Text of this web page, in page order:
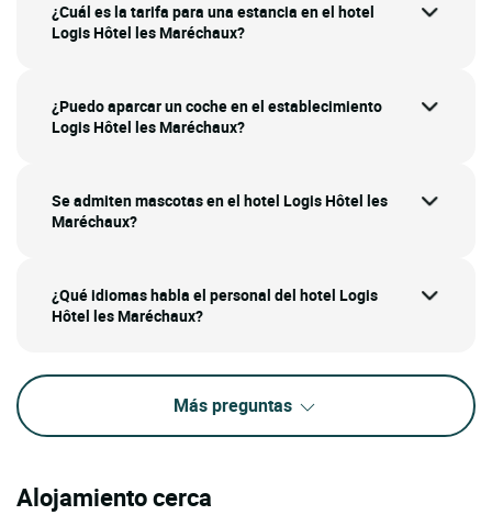
¿Cuál es la tarifa para una estancia en el hotel
Logis Hôtel les Maréchaux?
¿Puedo aparcar un coche en el establecimiento
Logis Hôtel les Maréchaux?
Se admiten mascotas en el hotel Logis Hôtel les
Maréchaux?
¿Qué idiomas habla el personal del hotel Logis
Hôtel les Maréchaux?
Más preguntas
Alojamiento cerca